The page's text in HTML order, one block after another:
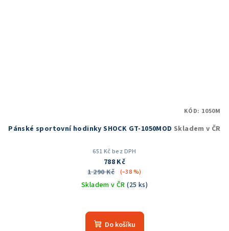
Pánské sportovní hodinky SHOCK GT-1050MOD Skladem v ČR
651 Kč bez DPH
788 Kč
1 290 Kč
(–38 %)
Skladem v ČR(25 ks)
hodnocení
produktu
Do košíku
KÓD: 1050M